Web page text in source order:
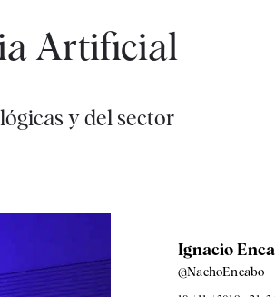
Artificial
y del sector
Ignacio
@NachoEncabo